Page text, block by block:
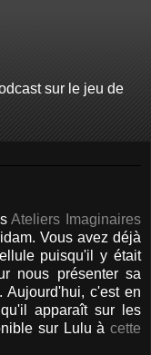
sur le jeu de
Ateliers Imaginaires
Vous avez déjà
puisqu'il y était
nous présenter sa
. Aujourd'hui, c'est en
qu'il apparaît sur les
sur Lulu à cette